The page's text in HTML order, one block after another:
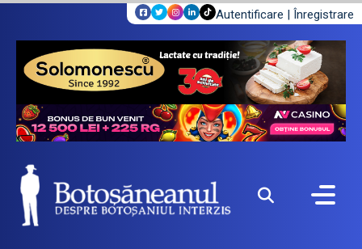
Autentificare | Înregistrare